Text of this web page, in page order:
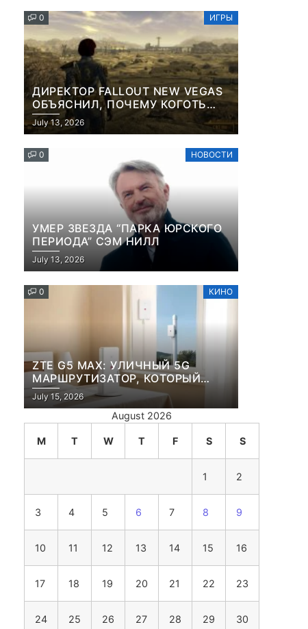
0 ИГРЫ
ДИРЕКТОР FALLOUT NEW VEGAS
ОБЪЯСНИЛ, ПОЧЕМУ КОГОТЬ
СМЕРТИ У КАРЬЕРА НАМЕРЕННО
СНОСИТ ВАМ ГОЛОВУ
July 13, 2026
0 НОВОСТИ
УМЕР ЗВЕЗДА “ПАРКА ЮРСКОГО
ПЕРИОДА” СЭМ НИЛЛ
July 13, 2026
0 КИНО
ZTE G5 MAX: УЛИЧНЫЙ 5G
МАРШРУТИЗАТОР, КОТОРЫЙ
ПЕРЕЖИВЕТ И ЛЮТУЮ ЗИМУ, И
ЖАРКОЕ ЛЕТО
July 15, 2026
August 2026
M T W T F S S
1 2
3 4 5 6 7 8 9
10 11 12 13 14 15 16
17 18 19 20 21 22 23
24 25 26 27 28 29 30